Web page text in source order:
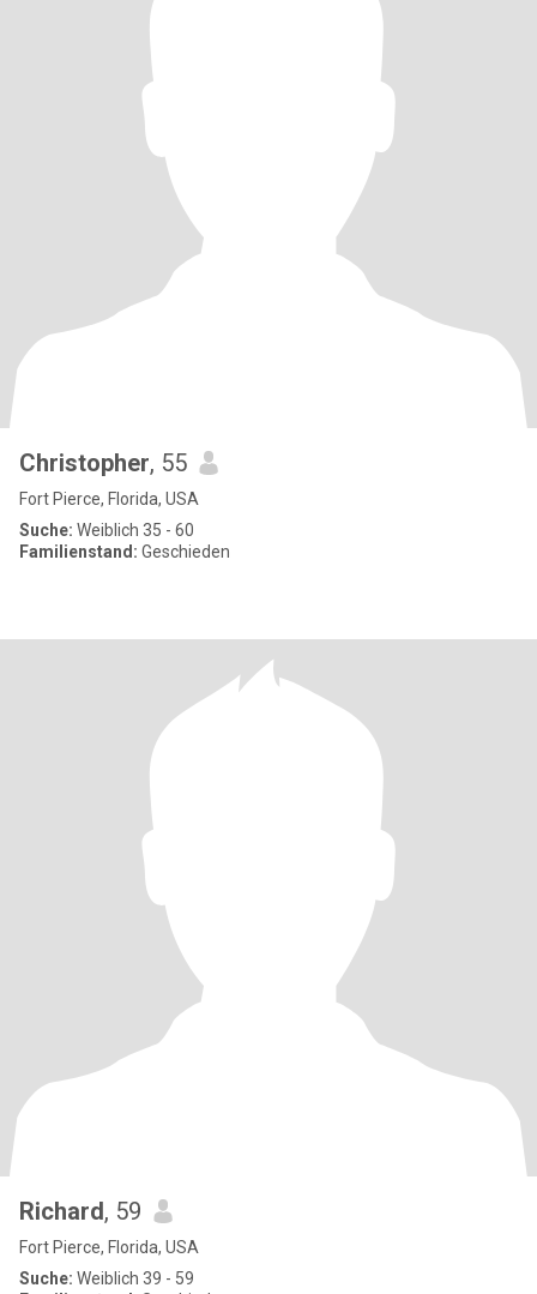
Christopher, 55
Fort Pierce, Florida, USA
Suche: Weiblich 35 - 60
Familienstand: Geschieden
Richard, 59
Fort Pierce, Florida, USA
Suche: Weiblich 39 - 59